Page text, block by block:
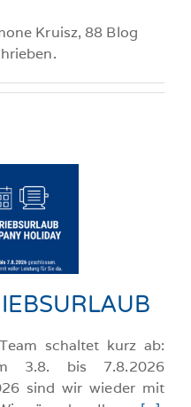
Kruisz, 88 Blog
schaltet kurz ab:
3.8. bis 7.8.2026
sind wir wieder mit